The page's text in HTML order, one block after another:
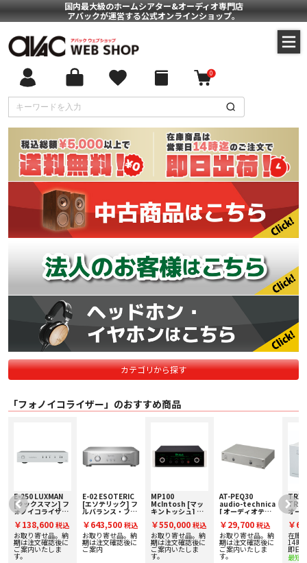
国内最大級のホームシアター&オーディオ専門店
アバックが運営する公式オンラインショップ。
0
カテゴリから探す
「フォノイコライザー」のおすすめ商品
E-250 LUXMAN
[ラックスマン] フ
ォノイコライザー
額20%アップ実施
中！
￥138,600 税込
お取り寄せ品。納
期は注文確認後に
ご案内いたしま
す。
E-02 ESOTERIC
[エソテリック] フ
ルバランス・フォ
定額20%アップ実
施中！
￥643,500 税込
お取り寄せ品。納
期は注文確認後に
ご案内
MP100
McIntosh [マッ
キントッシュ] フ
下取り査定額20%
アップ実施中！
￥550,000 税込
お取り寄せ品。納
期は注文確認後に
ご案内いたしま
す。
AT-PEQ30
audio-technica
[ オーディオテク
ライザー
￥29,700 税込
お取り寄せ品。納
期は注文確認後に
ご案内いたしま
す。
TRX-
オー
下取
アッ
￥
在庫
14時
即日
最短